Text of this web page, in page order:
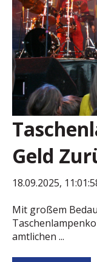
Geld
18.09.2025,
Mit großem
amtlichen ...